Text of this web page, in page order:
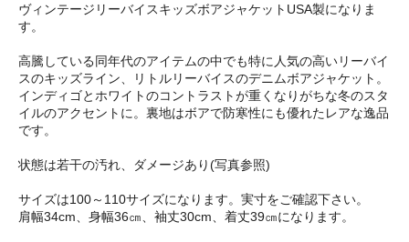
ヴィンテージリーバイスキッズボアジャケットUSA製になりま
す。
高騰している同年代のアイテムの中でも特に人気の高いリーバイ
スのキッズライン、リトルリーバイスのデニムボアジャケット。
インディゴとホワイトのコントラストが重くなりがちな冬のスタ
イルのアクセントに。裏地はボアで防寒性にも優れたレアな逸品
です。
状態は若干の汚れ、ダメージあり(写真参照)
サイズは100～110サイズになります。実寸をご確認下さい。
肩幅34cm、身幅36㎝、袖丈30cm、着丈39㎝になります。